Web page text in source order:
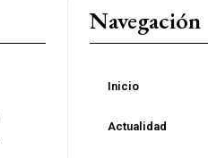
Navegación
Inicio
Actualidad